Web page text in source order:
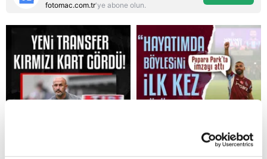
Reddet
fotomac.com.tr'ye abone olun.